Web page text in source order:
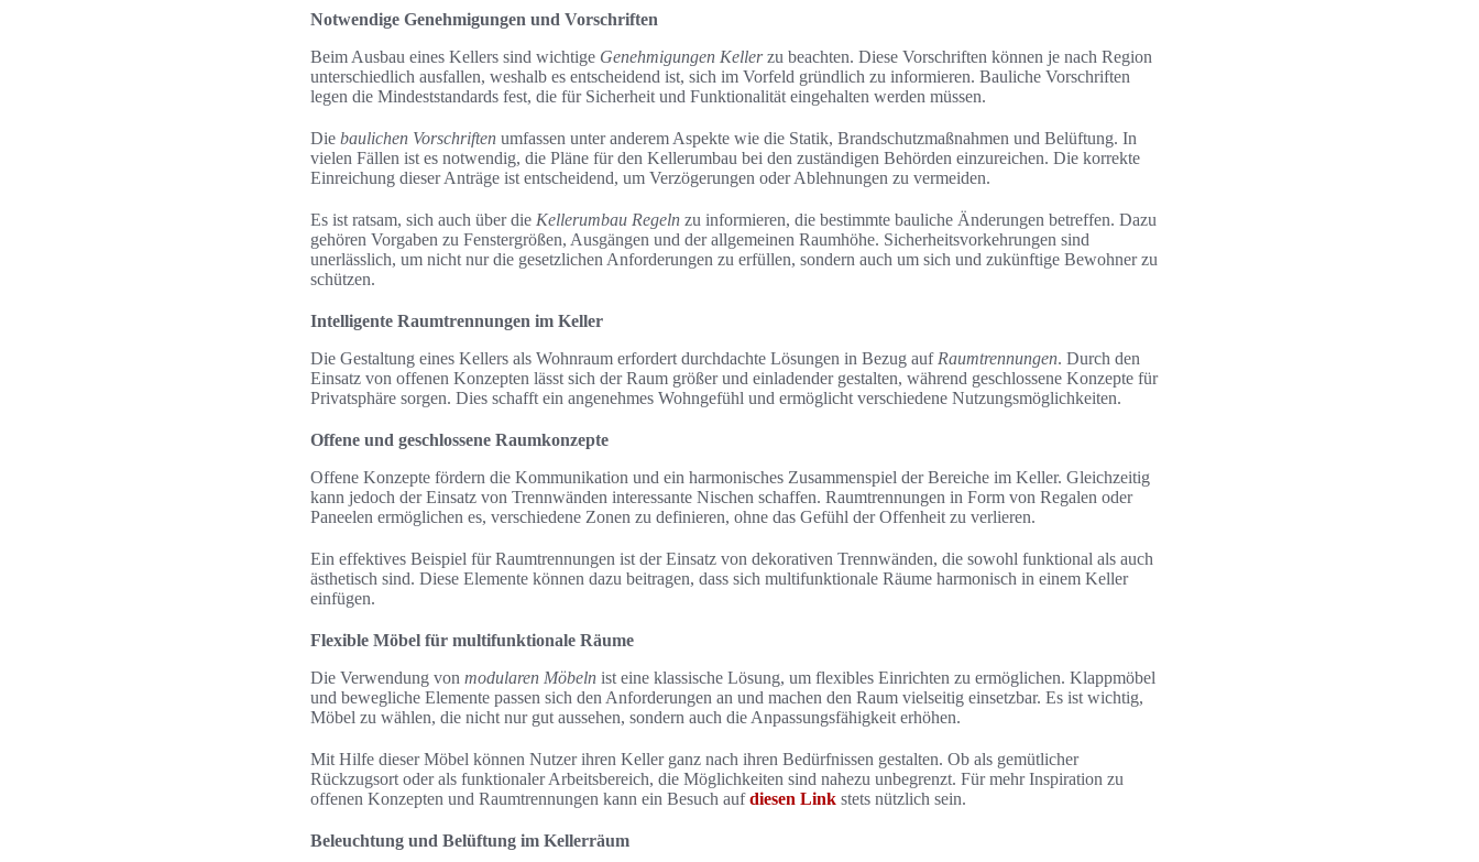
Notwendige Genehmigungen und Vorschriften
Beim Ausbau eines Kellers sind wichtige Genehmigungen Kellerzu beachten. Diese Vorschriften können je nach Region
unterschiedlich ausfallen, weshalb es entscheidend ist, sich im Vorfeld gründlich zu informieren. Bauliche Vorschriften
legen die Mindeststandards fest, die für Sicherheit und Funktionalität eingehalten werden müssen.
Die baulichen Vorschriften umfassen unter anderem Aspekte wie die Statik, Brandschutzmaßnahmen und Belüftung. In
vielen Fällen ist es notwendig, die Pläne für den Kellerumbau bei den zuständigen Behörden einzureichen. Die korrekte
Einreichung dieser Anträge ist entscheidend, um Verzögerungen oder Ablehnungen zu vermeiden.
Es ist ratsam, sich auch über die Kellerumbau Regeln zu informieren, die bestimmte bauliche Änderungen betreffen. Dazu
gehören Vorgaben zu Fenstergrößen, Ausgängen und der allgemeinen Raumhöhe. Sicherheitsvorkehrungen sind
unerlässlich, um nicht nur die gesetzlichen Anforderungen zu erfüllen, sondern auch um sich und zukünftige Bewohner zu
schützen.
Intelligente Raumtrennungen im Keller
Die Gestaltung eines Kellers als Wohnraum erfordert durchdachte Lösungen in Bezug auf Raumtrennungen. Durch den
Einsatz von offenen Konzepten lässt sich der Raum größer und einladender gestalten, während geschlossene Konzepte für
Privatsphäre sorgen. Dies schafft ein angenehmes Wohngefühl und ermöglicht verschiedene Nutzungsmöglichkeiten.
Offene und geschlossene Raumkonzepte
Offene Konzepte fördern die Kommunikation und ein harmonisches Zusammenspiel der Bereiche im Keller. Gleichzeitig
kann jedoch der Einsatz von Trennwänden interessante Nischen schaffen. Raumtrennungen in Form von Regalen oder
Paneelen ermöglichen es, verschiedene Zonen zu definieren, ohne das Gefühl der Offenheit zu verlieren.
Ein effektives Beispiel für Raumtrennungen ist der Einsatz von dekorativen Trennwänden, die sowohl funktional als auch
ästhetisch sind. Diese Elemente können dazu beitragen, dass sich multifunktionale Räume harmonisch in einem Keller
einfügen.
Flexible Möbel für multifunktionale Räume
Die Verwendung von modularen Möbeln ist eine klassische Lösung, um flexibles Einrichten zu ermöglichen. Klappmöbel
und bewegliche Elemente passen sich den Anforderungen an und machen den Raum vielseitig einsetzbar. Es ist wichtig,
Möbel zu wählen, die nicht nur gut aussehen, sondern auch die Anpassungsfähigkeit erhöhen.
Mit Hilfe dieser Möbel können Nutzer ihren Keller ganz nach ihren Bedürfnissen gestalten. Ob als gemütlicher
Rückzugsort oder als funktionaler Arbeitsbereich, die Möglichkeiten sind nahezu unbegrenzt. Für mehr Inspiration zu
offenen Konzepten und Raumtrennungen kann ein Besuch aufdiesen Link stets nützlich sein.
Beleuchtung und Belüftung im Kellerräum